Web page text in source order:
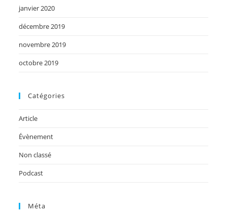
janvier 2020
décembre 2019
novembre 2019
octobre 2019
Catégories
Article
Évènement
Non classé
Podcast
Méta